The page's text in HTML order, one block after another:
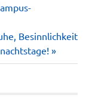
Besinnlichkeit